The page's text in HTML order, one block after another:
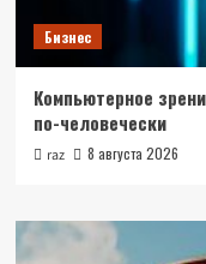
Бизнес
Компьютерное
по-человечески
raz 8 августа 2026